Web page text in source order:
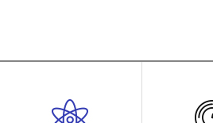
스토리텔링을 통해 배우는